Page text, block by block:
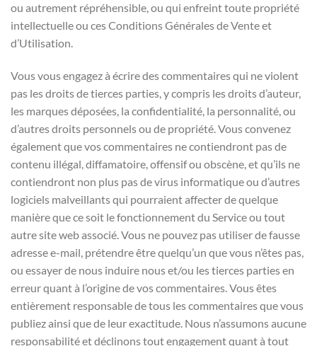
ou autrement répréhensible, ou qui enfreint toute propriété
intellectuelle ou ces Conditions Générales de Vente et
d’Utilisation.
Vous vous engagez à écrire des commentaires qui ne violent
pas les droits de tierces parties, y compris les droits d’auteur,
les marques déposées, la confidentialité, la personnalité, ou
d’autres droits personnels ou de propriété. Vous convenez
également que vos commentaires ne contiendront pas de
contenu illégal, diffamatoire, offensif ou obscène, et qu’ils ne
contiendront non plus pas de virus informatique ou d’autres
logiciels malveillants qui pourraient affecter de quelque
manière que ce soit le fonctionnement du Service ou tout
autre site web associé. Vous ne pouvez pas utiliser de fausse
adresse e-mail, prétendre être quelqu’un que vous n’êtes pas,
ou essayer de nous induire nous et/ou les tierces parties en
erreur quant à l’origine de vos commentaires. Vous êtes
entièrement responsable de tous les commentaires que vous
publiez ainsi que de leur exactitude. Nous n’assumons aucune
responsabilité et déclinons tout engagement quant à tout